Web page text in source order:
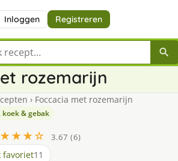
Inloggen Registreren
recept
rozemarijn
› Foccacia met rozemarijn
koek & gebak
3.67 (6)
favoriet11